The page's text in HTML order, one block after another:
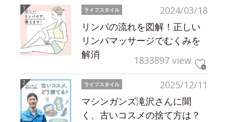
2024/03/18
ライフスタイル
リンパの流れを図解！正しい
リンパマッサージでむくみを
解消
1833897 view
2025/12/11
ライフスタイル
マシンガンズ滝沢さんに聞
く、古いコスメの捨て方は？